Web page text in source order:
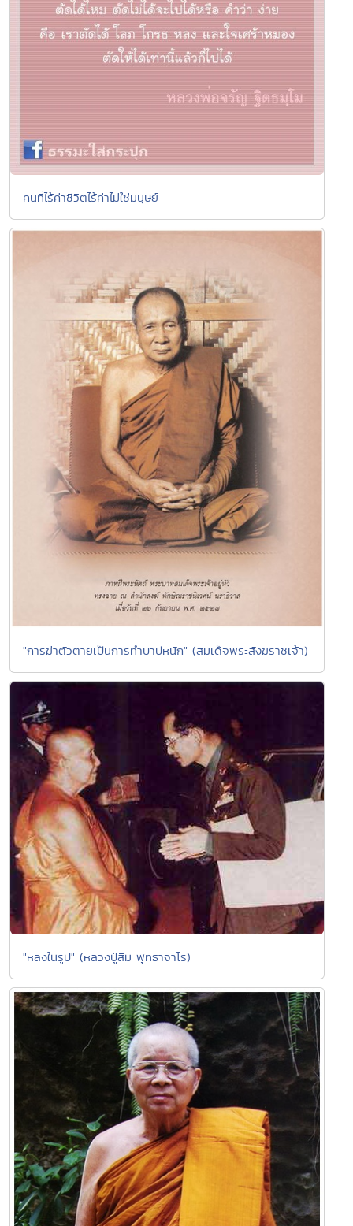
คนที่ไร้ค่าชีวิตไร้ค่าไม่ใช่มนุษย์
"การฆ่าตัวตายเป็นการทำบาปหนัก" (สมเด็จพระสังฆราชเจ้า)
"หลงในรูป" (หลวงปู่สิม พุทธาจาโร)